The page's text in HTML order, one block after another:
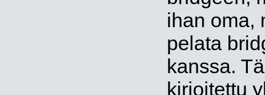
ihan oma,
pelata
kanssa.
kirjoitettu